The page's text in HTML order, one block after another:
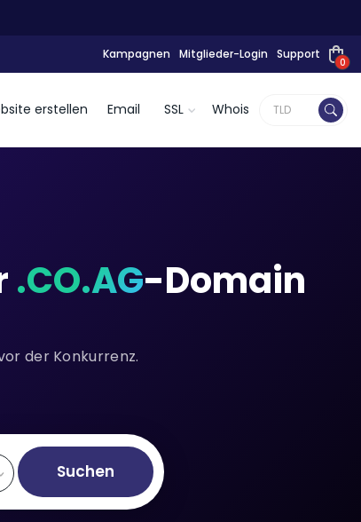
Kampagnen Mitglieder-Login Support
0
erstellen Email SSL Whois
.CO.AG-Domain
der Konkurrenz.
Suchen